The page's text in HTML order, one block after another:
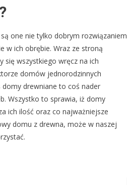
one nie tylko dobrym rozwiązaniem
w ich obrębie. Wraz ze stroną
się wszystkiego wręcz na ich
domów jednorodzinnych
domy drewniane to coś nader
Wszystko to sprawia, iż domy
ich ilość oraz co najważniejsze
domu z drewna, może w naszej